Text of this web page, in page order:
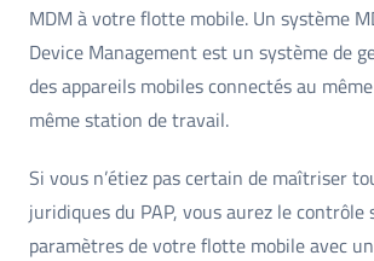
MDM à votre flotte mobile. Un système
Device Management est un système de
des appareils mobiles connectés au
même station de travail.
Si vous n’étiez pas certain de maîtriser
juridiques du PAP, vous aurez le contrôle
paramètres de votre flotte mobile avec